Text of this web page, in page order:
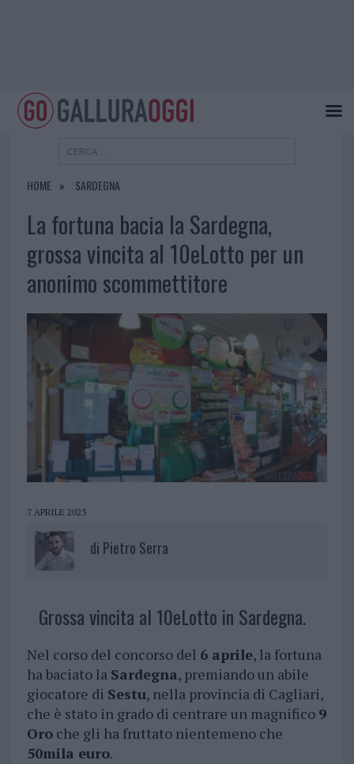
HOME SARDEGNA
La fortuna bacia la Sardegna,
grossa vincita al 10eLotto per un
anonimo scommettitore
7 APRILE 2023
di Pietro Serra
Grossa vincita al 10eLotto in Sardegna.
Nel corso del concorso del 6 aprile, la fortuna
ha baciato la Sardegna, premiando un abile
giocatore di Sestu, nella provincia di Cagliari,
che è stato in grado di centrare un magnifico 9
Oroche gli ha fruttato nientemeno che
50mila euro.